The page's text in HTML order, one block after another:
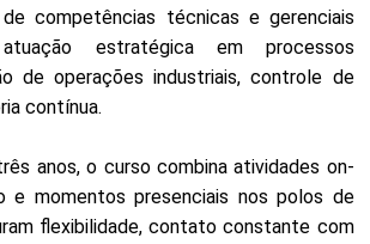
competências técnicas e gerenciais
estratégica em processos
de operações industriais, controle de
contínua.
anos, o curso combina atividades on-
e momentos presenciais nos polos de
flexibilidade, contato constante com